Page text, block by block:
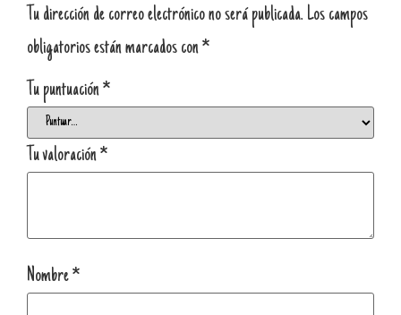
Tu dirección de correo electrónico no será publicada. Los campos
obligatorios están marcados con*
Tu puntuación*
Tu valoración*
Nombre*